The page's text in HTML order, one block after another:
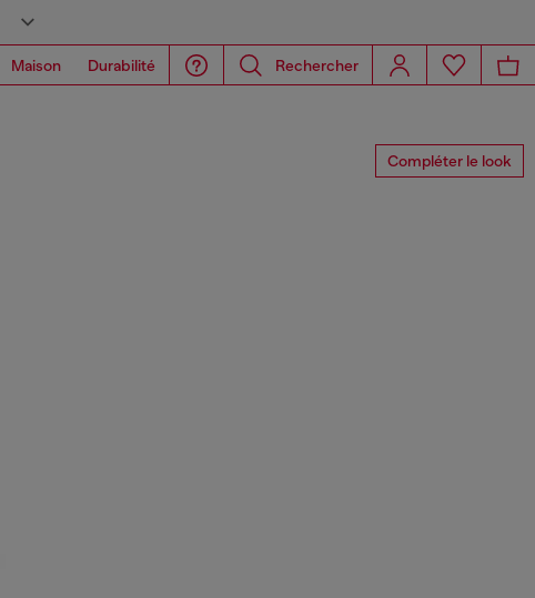
Maison Durabilité Rechercher
Compléter le look